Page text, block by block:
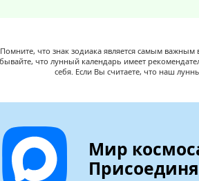
Помните, что знак зодиака является самым
что лунный календарь имеет
себя. Если Вы считаете, что наш
Мир